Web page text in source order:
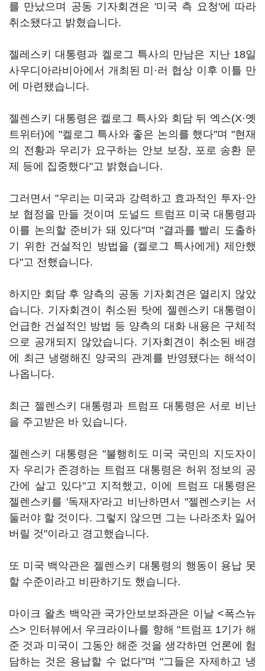
를 만났으며 공동 기자회견은 '미국 측 요청'에 따라
취소됐다고 밝혔습니다.
젤레스키 대통령과 켈로그 특사의 만남은 지난 18일
사우디아라비아에서 개최된 미·러 협상 이후 이틀 만
에 마련됐습니다.
젤렌스키 대통령은 켈로그 특사와 회담 뒤 엑스(X·옛
트위터)에 "켈로그 특사와 좋은 논의를 했다"며 "현재
의 전황과 우리가 요구하는 안보 보장, 포로 송환 문
제 등에 집중했다"고 밝혔습니다.
그러면서 "우리는 미국과 강력하고 효과적인 투자·안
보 협정을 만들 것이며 도널드 트럼프 미국 대통령과
이를 논의할 준비가 돼 있다"며 "결과를 빨리 도출하
기 위한 건설적인 방법을 (켈로그 특사에게) 제안했
다"고 전했습니다.
하지만 회담 후 양측의 공동 기자회견은 열리지 않았
습니다. 기자회견이 취소된 탓에 젤렌스키 대통령이
언급한 건설적인 방법 등 양측의 대화 내용은 구체적
으로 공개되지 않았습니다. 기자회견이 취소된 배경
에 최근 냉랭해진 양국의 관계를 반영됐다는 해석이
나옵니다.
최근 젤렌스키 대통령과 트럼프 대통령은 서로 비난
을 주고받은 바 있습니다.
젤렌스키 대통령은 "불행히도 미국 국민의 지도자이
자 우리가 존경하는 트럼프 대통령은 허위 정보의 공
간에 살고 있다"고 지적했고, 이에 트럼프 대통령은
젤렌스키를 '독재자'라고 비난하면서 "젤렌스키는 서
둘러야 할 것이다. 그렇지 않으면 그는 나라조차 잃어
버릴 것"이라고 경고했습니다.
또 미국 백악관은 젤렌스키 대통령의 행동이 용납 못
할 수준이라고 비판하기도 했습니다.
마이크 왈츠 백악관 국가안보보좌관은 이날 <폭스뉴
스> 인터뷰에서 우크라이나를 향해 "트럼프 1기가 해
준 것과 미국이 그동안 해준 것을 생각하면 언론에 험
담하는 것은 용납할 수 없다"며 "그들은 자제하고 냉